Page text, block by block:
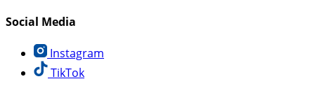
Social Media
Instagram
TikTok